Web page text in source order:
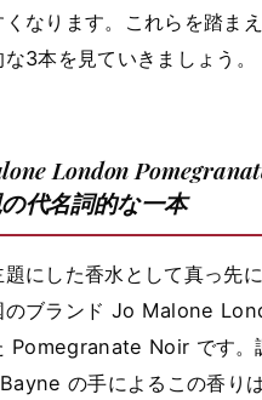
くなります。これらを踏ま
3本を見ていきましょう。
London
代名詞的な一本
にした香水として真っ先
のブランド Jo Malone
Pomegranate Noir です。
の手によるこの香り